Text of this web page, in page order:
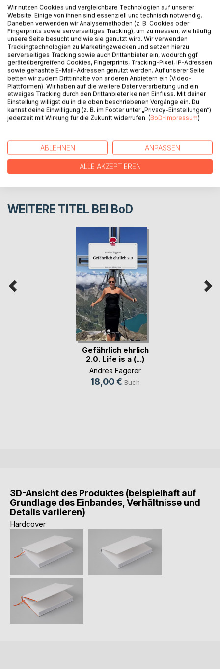
Hier gibt es noch mehr Fragen zum Thema "Darf man
das?" und die dazu passenden Antworten. Dabei nicht
vergessen: Lachen erlaubt, diskutieren erwünscht, ärgern
verboten. Viel Spaß beim Lesen des 3. Bandes von
"Gefährlich ehrlich".
AUTOR/IN
PRESSESTIMMEN
REZENSIONEN
WEITERE TITEL BEI BoD
Gefährlich ehrlich
2.0. Life is a (...)
Andrea Fagerer
18,00 € Buch
3D-Ansicht des Produktes (beispielhaft auf
Grundlage des Einbandes, Verhältnisse und
Details variieren)
Hardcover
Wir nutzen Cookies und vergleichbare Technologien auf unserer
Website. Einige von ihnen sind essenziell und technisch notwendig.
Daneben verwenden wir Analysemethoden (z. B. Cookies oder
Fingerprints sowie serverseitiges Tracking), um zu messen, wie häufig
unsere Seite besucht und wie sie genutzt wird. Wir verwenden
Trackingtechnologien zu Marketingzwecken und setzen hierzu
serverseitiges Tracking sowie auch Drittanbieter ein, wodurch ggf.
geräteübergreifend Cookies, Fingerprints, Tracking-Pixel, IP-Adressen
sowie gehashte E-Mail-Adressen genutzt werden. Auf unserer Seite
betten wir zudem Drittinhalte von anderen Anbietern ein (Video-
Plattformen). Wir haben auf die weitere Datenverarbeitung und ein
etwaiges Tracking durch den Drittanbieter keinen Einfluss. Mit deiner
Einstellung willigst du in die oben beschriebenen Vorgänge ein. Du
kannst deine Einwilligung (z. B. im Footer unter „Privacy-Einstellungen“)
jederzeit mit Wirkung für die Zukunft widerrufen. (BoD-Impressum)
ABLEHNEN ANPASSEN
ALLE AKZEPTIEREN